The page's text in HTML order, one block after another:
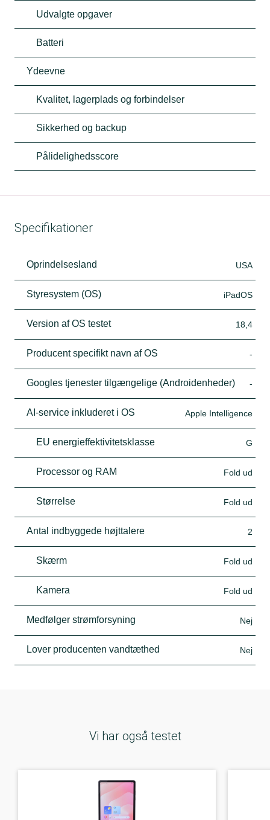
Udvalgte opgaver
Batteri
Ydeevne
Kvalitet, lagerplads og forbindelser
Sikkerhed og backup
Pålidelighedsscore
Specifikationer
Oprindelsesland USA
Styresystem (OS) iPadOS
Version af OS testet 18,4
Producent specifikt navn af OS -
Googles tjenester tilgængelige (Androidenheder) -
AI-service inkluderet i OS Apple Intelligence
EU energieffektivitetsklasse G
Processor og RAM Fold ud
Størrelse Fold ud
Antal indbyggede højttalere 2
Skærm Fold ud
Kamera Fold ud
Medfølger strømforsyning Nej
Lover producenten vandtæthed Nej
Vi har også testet